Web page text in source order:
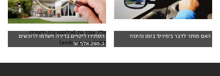
האם מותר לדבר ב'מירס' בזמן נהיגה?
הסתירו ליקויים בדירה וישלמו לרוכשים
כ-260 אלף ש'
עו"ד עופר גת [אילוסטרציה חיצונית:
andreypopov,123RF]